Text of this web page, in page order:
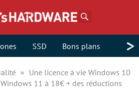
SSD Bons plans >
Une licence à vie Windows 10
11 à 18€ + des réductions